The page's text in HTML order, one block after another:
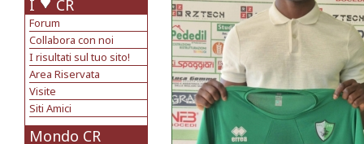
I CR
Forum
Collabora con noi
I risultati sul tuo sito!
Area Riservata
Visite
Siti Amici
Mondo CR